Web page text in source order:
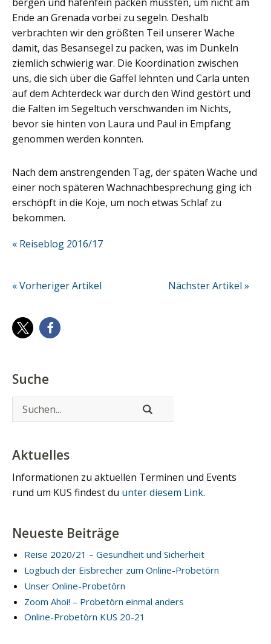
Ende an Grenada vorbei zu segeln. Deshalb
verbrachten wir den größten Teil unserer Wache
damit, das Besansegel zu packen, was im Dunkeln
ziemlich schwierig war. Die Koordination zwischen
uns, die sich über die Gaffel lehnten und Carla unten
auf dem Achterdeck war durch den Wind gestört und
die Falten im Segeltuch verschwanden im Nichts,
bevor sie hinten von Laura und Paul in Empfang
genommen werden konnten.
Nach dem anstrengenden Tag, der späten Wache und
einer noch späteren Wachnachbesprechung ging ich
erschöpft in die Koje, um noch etwas Schlaf zu
bekommen.
« Reiseblog 2016/17
Nächster Artikel »
« Vorheriger Artikel
Suche
Aktuelles
Informationen zu aktuellen Terminen und Events
rund um KUS findest du unter diesem Link.
Neueste Beiträge
Reise 2020/21 – Gesundheit und Sicherheit
Logbuch der Eisbrecher zum Online-Probetörn
Unser Online-Probetörn
Zoom Ahoi! – Probetörn einmal anders
Online-Probetörn KUS 20-21